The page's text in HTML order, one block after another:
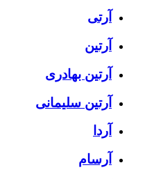
آرتی
آرتین
آرتین بهادری
آرتین سلیمانی
آردا
آرسام